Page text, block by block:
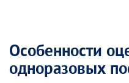
Особенности
одноразовых